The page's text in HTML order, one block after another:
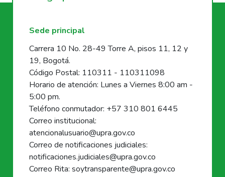
Sede principal
Carrera 10 No. 28-49 Torre A, pisos 11, 12 y
19, Bogotá.
Código Postal: 110311 - 110311098
Horario de atención: Lunes a Viernes 8:00 am -
5:00 pm.
Teléfono conmutador: +57 310 801 6445
Correo institucional:
atencionalusuario@upra.gov.co
Correo de notificaciones judiciales:
notificaciones.judiciales@upra.gov.co
Correo Rita: soytransparente@upra.gov.co